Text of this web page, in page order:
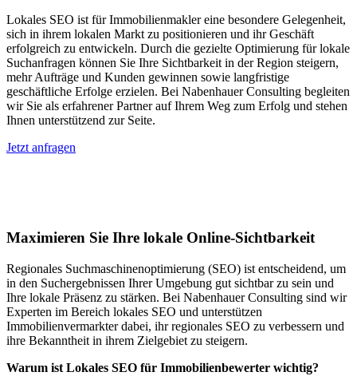
Lokales SEO ist für Immobilienmakler eine besondere Gelegenheit,
sich in ihrem lokalen Markt zu positionieren und ihr Geschäft
erfolgreich zu entwickeln. Durch die gezielte Optimierung für lokale
Suchanfragen können Sie Ihre Sichtbarkeit in der Region steigern,
mehr Aufträge und Kunden gewinnen sowie langfristige
geschäftliche Erfolge erzielen. Bei Nabenhauer Consulting begleiten
wir Sie als erfahrener Partner auf Ihrem Weg zum Erfolg und stehen
Ihnen unterstützend zur Seite.
Jetzt anfragen
Maximieren Sie Ihre lokale Online-Sichtbarkeit
Regionales Suchmaschinenoptimierung (SEO) ist entscheidend, um
in den Suchergebnissen Ihrer Umgebung gut sichtbar zu sein und
Ihre lokale Präsenz zu stärken. Bei Nabenhauer Consulting sind wir
Experten im Bereich lokales SEO und unterstützen
Immobilienvermarkter dabei, ihr regionales SEO zu verbessern und
ihre Bekanntheit in ihrem Zielgebiet zu steigern.
Warum ist Lokales SEO für Immobilienbewerter wichtig?